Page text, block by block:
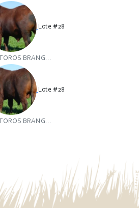
Lote #28
TOROS BRANG...
Lote #28
TOROS BRANG...